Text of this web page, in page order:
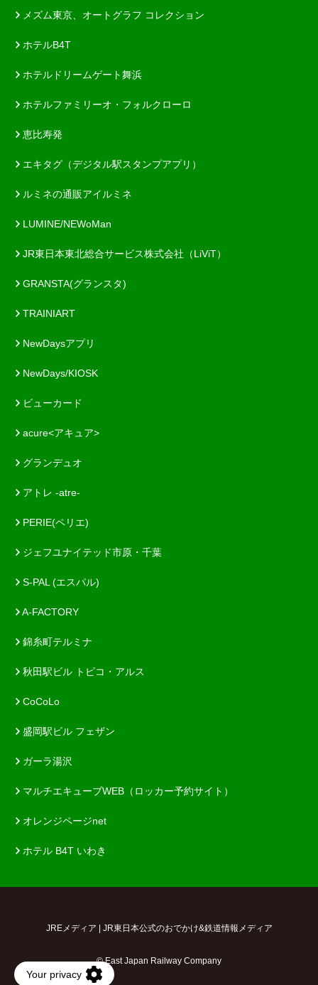
メズム東京、オートグラフ コレクション
ホテルB4T
ホテルドリームゲート舞浜
ホテルファミリーオ・フォルクローロ
恵比寿発
エキタグ（デジタル駅スタンプアプリ）
ルミネの通販アイルミネ
LUMINE/NEWoMan
JR東日本東北総合サービス株式会社（LiViT）
GRANSTA(グランスタ)
TRAINIART
NewDaysアプリ
NewDays/KIOSK
ビューカード
acure<アキュア>
グランデュオ
アトレ -atre-
PERIE(ペリエ)
ジェフユナイテッド市原・千葉
S-PAL (エスパル)
A-FACTORY
錦糸町テルミナ
秋田駅ビル トピコ・アルス
CoCoLo
盛岡駅ビル フェザン
ガーラ湯沢
マルチエキューブWEB（ロッカー予約サイト）
オレンジページnet
ホテル B4T いわき
JREメディア | JR東日本公式のおでかけ&鉄道情報メディア
© East Japan Railway Company